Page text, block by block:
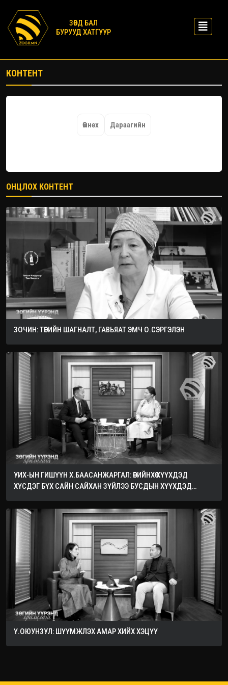
ЗӨВД БАЛ
БУРУУД ХАТГУУР
КОНТЕНТ
Өмнөх Дараагийн
ОНЦЛОХ КОНТЕНТ
ЗОЧИН: ТӨРИЙН ШАГНАЛТ, ГАВЬЯАТ ЭМЧ О.СЭРГЭЛЭН
УИХ-ЫН ГИШҮҮН Х.БААСАНЖАРГАЛ: ӨӨРИЙНХӨӨ ХҮҮХДЭД
ХҮСДЭГ БҮХ САЙН САЙХАН ЗҮЙЛЭЭ БУСДЫН ХҮҮХДЭД
Ү.ОЮУНЗУЛ: ШҮҮМЖЛЭХ АМАР ХИЙХ ХЭЦҮҮ